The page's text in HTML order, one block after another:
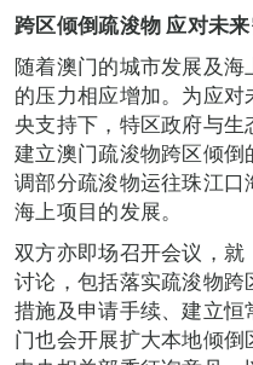
跨区倾倒疏浚物 应对未
随着澳门的城市发展及
的压力相应增加。为应
央支持下，特区政府与生
建立澳门疏浚物跨区倾
调部分疏浚物运往珠江
海上项目的发展。
双方亦即场召开会议，
讨论，包括落实疏浚物
措施及申请手续、建立
门也会开展扩大本地倾